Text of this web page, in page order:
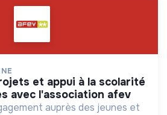
avec l'association afev
auprès des jeunes et